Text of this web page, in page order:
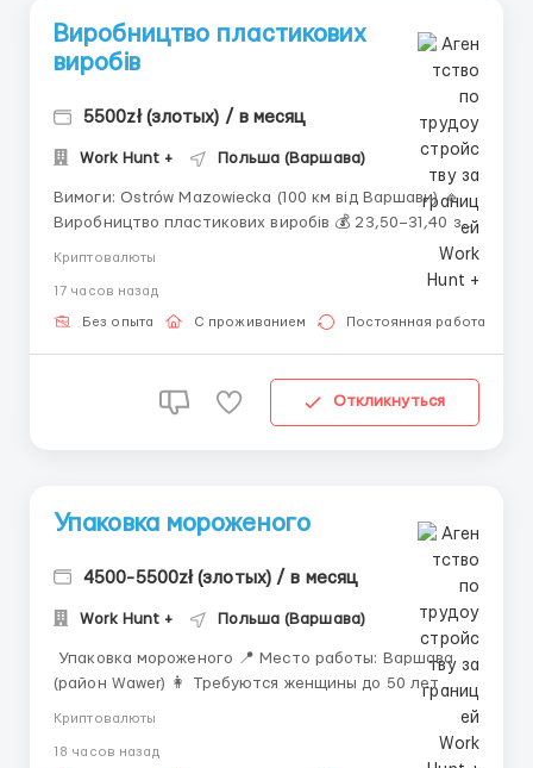
Виробництво пластикових
виробів
5500zł (злотых) / в месяц
Work Hunt + Польша (Варшава)
Вимоги: Ostrów Mazowiecka (100 км від Варшави) 🔹
Виробництво пластикових виробів 💰 23,50–31,40 зл
нетто/год + премія до 300 зл 👥 Чоловіки, жінки,
сімейні пари (18–55 років) 🕒 Робота у 2–3 зміни 🏠
Житло — 650 зл/міс. Компенсація за власне житло —
400 зл....
Криптовалюты
17 часов назад
Без опыта С проживанием Постоянная работа
Откликнуться
Упаковка мороженого
4500-5500zł (злотых) / в месяц
Work Hunt + Польша (Варшава)
Упаковка мороженого 📍 Место работы: Варшава
(район Wawer) 👩 Требуются женщины до 50 лет 🏭
24,60 zł netto/час (с PIT-2) • 32 zł netto/час для
Криптовалюты
18 часов назад